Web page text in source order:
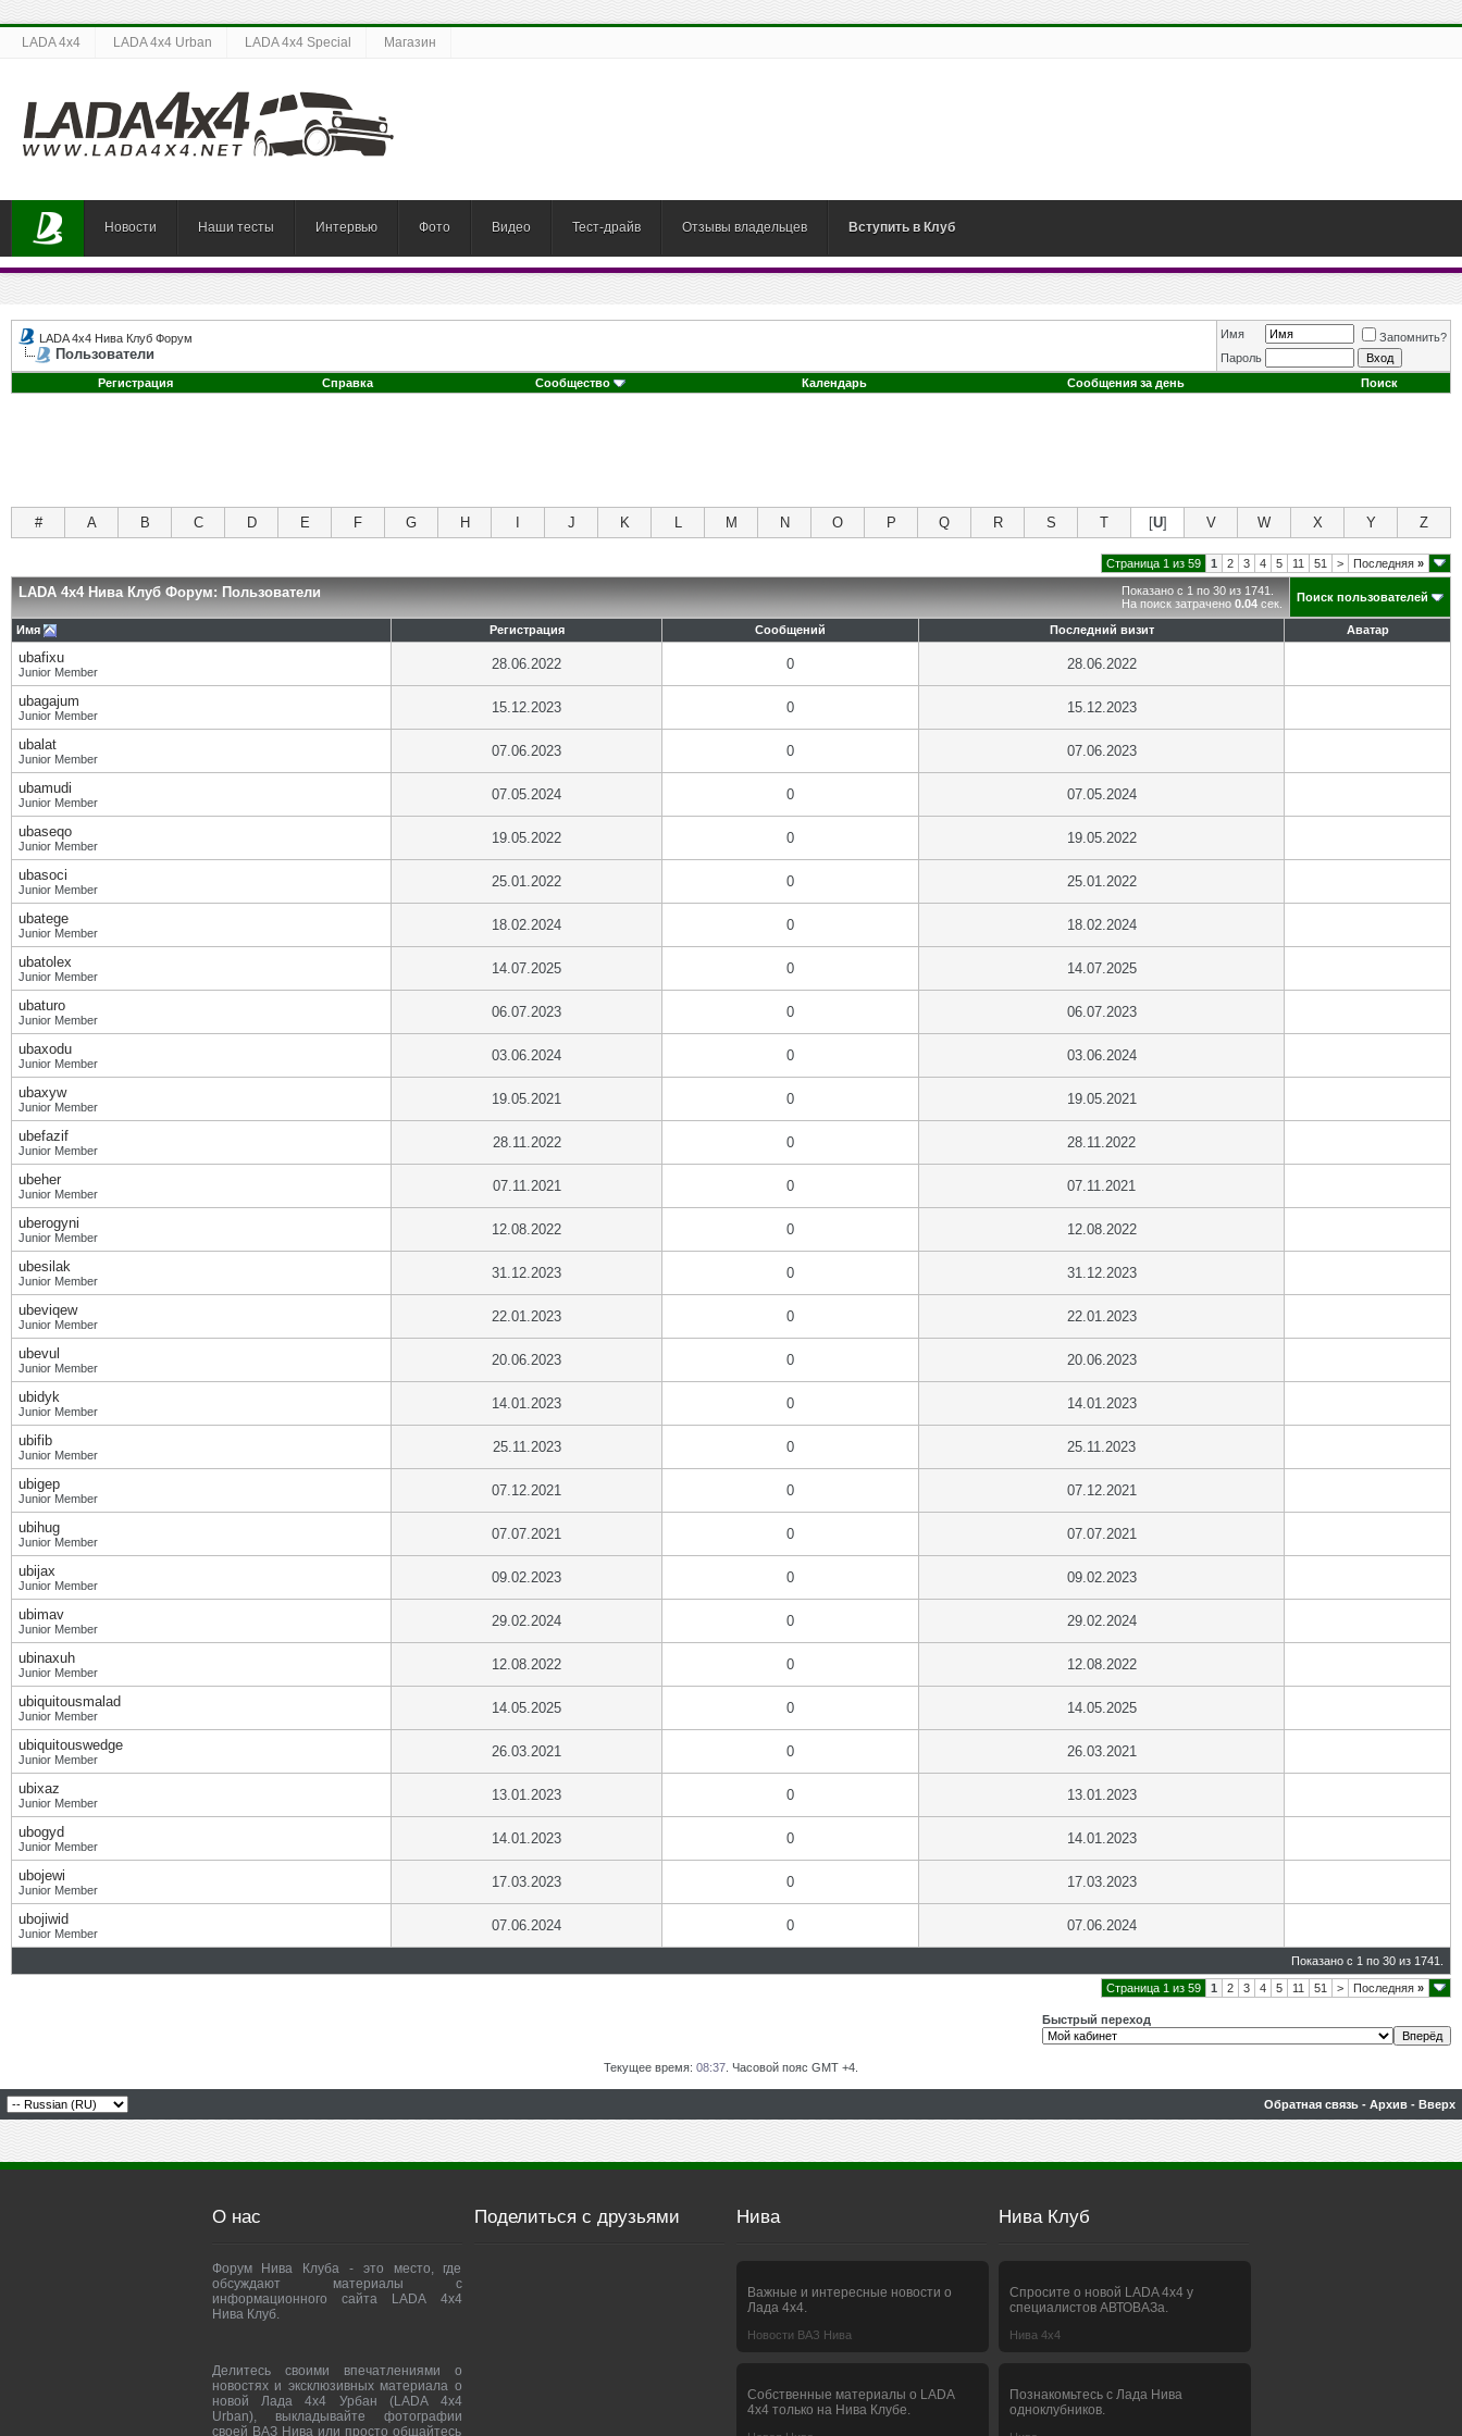
LADA 4x4 LADA 4x4 Urban LADA 4x4 Special Магазин
Новости Наши тесты Интервью Фото Видео Тест-драйв Отзывы владельцев Вступить в Клуб
LADA 4x4 Нива Клуб Форум
Пользователи
Имя
Запомнить?
Пароль
Регистрация
Справка Сообщество Календарь Сообщения за день Поиск
# A B C D E F G H J K L M N O P Q R S T [U] V W X Y Z
Страница 1 из 59 1 2 3 4 5 11 51 > Последняя »
Показано с 1 по 30 из 1741.
На поиск затрачено 0.04 сек.
LADA 4x4 Нива Клуб Форум: Пользователи Поиск пользователей
Имя Регистрация Сообщений Последний визит Аватар
ubafixu
Junior Member 28.06.2022 0 28.06.2022
ubagajum
Junior Member 15.12.2023 0 15.12.2023
ubalat
Junior Member 07.06.2023 0 07.06.2023
ubamudi
Junior Member 07.05.2024 0 07.05.2024
ubaseqo
Junior Member 19.05.2022 0 19.05.2022
ubasoci
Junior Member 25.01.2022 0 25.01.2022
ubatege
Junior Member 18.02.2024 0 18.02.2024
ubatolex
Junior Member 14.07.2025 0 14.07.2025
ubaturo
Junior Member 06.07.2023 0 06.07.2023
ubaxodu
Junior Member 03.06.2024 0 03.06.2024
ubaxyw
Junior Member 19.05.2021 0 19.05.2021
ubefazif
Junior Member 28.11.2022 0 28.11.2022
ubeher
Junior Member 07.11.2021 0 07.11.2021
uberogyni
Junior Member 12.08.2022 0 12.08.2022
ubesilak
Junior Member 31.12.2023 0 31.12.2023
ubeviqew
Junior Member 22.01.2023 0 22.01.2023
ubevul
Junior Member 20.06.2023 0 20.06.2023
ubidyk
Junior Member 14.01.2023 0 14.01.2023
ubifib
Junior Member 25.11.2023 0 25.11.2023
ubigep
Junior Member 07.12.2021 0 07.12.2021
ubihug
Junior Member 07.07.2021 0 07.07.2021
ubijax
Junior Member 09.02.2023 0 09.02.2023
ubimav
Junior Member 29.02.2024 0 29.02.2024
ubinaxuh
Junior Member 12.08.2022 0 12.08.2022
ubiquitousmalad
Junior Member 14.05.2025 0 14.05.2025
ubiquitouswedge
Junior Member 26.03.2021 0 26.03.2021
ubixaz
Junior Member 13.01.2023 0 13.01.2023
ubogyd
Junior Member 14.01.2023 0 14.01.2023
ubojewi
Junior Member 17.03.2023 0 17.03.2023
ubojiwid
Junior Member 07.06.2024 0 07.06.2024
Показано с 1 по 30 из 1741.
Страница 1 из 59 1 2 3 4 5 11 51 > Последняя »
Быстрый переход
Текущее время: 08:37 . Часовой пояс GMT +4.
Обратная связь - Архив - Вверх
О нас
Форум Нива Клуба - это место, где
обсуждают материалы с
информационного сайта LADA 4x4
Нива Клуб.
Делитесь своими впечатлениями о
новостях и эксклюзивных материала о
новой Лада 4х4 Урбан (LADA 4x4
Urban), выкладывайте фотографии
своей ВАЗ Нива или просто общайтесь
Поделиться с друзьями Нива
Важные и интересные новости о
Лада 4х4.
Новости ВАЗ Нива
Собственные материалы о LADA
4x4 только на Нива Клубе.
Нива Клуб
Спросите о новой LADA 4x4 у
специалистов АВТОВАЗа.
Нива 4х4
Познакомьтесь с Лада Нива
одноклубников.